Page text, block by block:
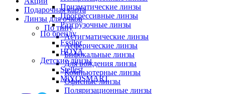
Подарочная карта
Линзы для очков
По типу
Астигматические линзы
Асферические линзы
Бифокальные линзы
Для вождения линзы
Компьютерные линзы
Офисные линзы
Поляризационные линзы
Призматические линзы
Прогрессивные линзы
Разгрузочные линзы
По бренду
Essilor
HOYA
Детские линзы
Stellest
MiYOSMART